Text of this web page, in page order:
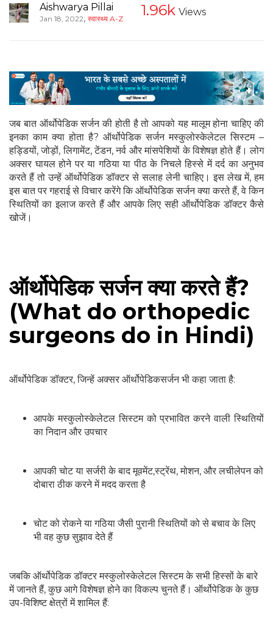
Aishwarya Pillai
Jan 18, 2022, स्वास्थ्य A-Z 1.96k Views
जब बात ऑर्थोपेडिक सर्जन की होती है तो आपको यह मालूम होना चाहिए की
इनका काम क्या होता है? ऑर्थोपेडिक सर्जन मस्कुलोस्केलेटल सिस्टम –
हड्डियों, जोड़ों, लिगामेंट, टेंडन, नर्व और मांसपेशियों के विशेषज्ञ होते हैं। लोग
अक्सर घायल होने पर या गठिया या पीठ के निचले हिस्से में दर्द का अनुभव
करते हैं तो उन्हें ऑर्थोपेडिक डॉक्टर से सलाह लेनी चाहिए। इस लेख में, हम
इस बात पर गहराई से विचार करेंगे कि ऑर्थोपेडिक सर्जन क्या करते हैं, वे किन
स्थितियों का इलाज करते हैं और आपके लिए सही ऑर्थोपेडिक डॉक्टर कैसे
खोजें।
ऑर्थोपेडिक सर्जन क्या करते हैं?
(What do orthopedic
surgeons do in Hindi)
ऑर्थोपेडिक डॉक्टर, जिन्हें अक्सर ऑर्थोपेडिकसर्जन भी कहा जाता है:
आपके मस्कुलोस्केलेटल सिस्टम को प्रभावित करने वाली स्थितियों
का निदान और उपचार
आपकी चोट या सर्जरी के बाद मूवमेंट,स्ट्रेंथ, मोशन, और लचीलेपन को
दोबारा ठीक करने में मदद करता है
चोट को रोकने या गठिया जैसी पुरानी स्थितियों को से बचाव के लिए
भी वह कुछ सुझाव देते हैं
जबकि ऑर्थोपेडिक डॉक्टर मस्कुलोस्केलेटल सिस्टम के सभी हिस्सों के बारे
में जानते हैं, कुछ आगे विशेषज्ञ होने का विकल्प चुनते हैं। ऑर्थोपेडिक के कुछ
उप-विशिष्ट क्षेत्रों में शामिल हैं: